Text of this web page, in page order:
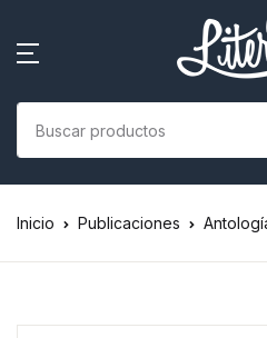
Inicio Publicaciones